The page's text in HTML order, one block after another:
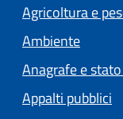
Agricoltura e
Ambiente
Anagrafe e
Appalti pubblici